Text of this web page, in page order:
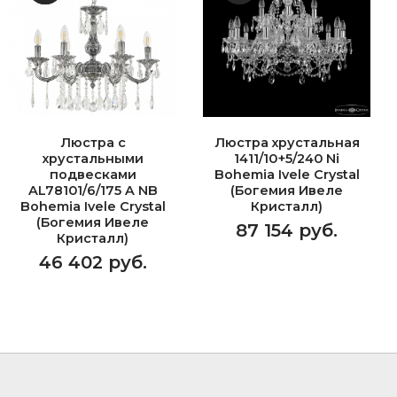
Люстра с
хрустальными
подвесками
AL78101/6/175 A NB
Bohemia Ivele Crystal
(Богемия Ивеле
Кристалл)
46 402 руб.
Люстра хрустальная
1411/10+5/240 Ni
Bohemia Ivele Crystal
(Богемия Ивеле
Кристалл)
87 154 руб.